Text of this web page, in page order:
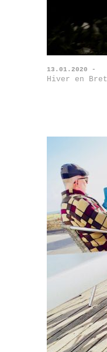
13.01.2020 -
Hiver en